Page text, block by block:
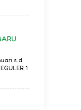
s.d.
1